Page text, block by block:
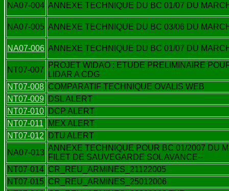
NA07-004 ANNEXE TECHNIQUE DU BC 01/07 DU
NA07-005 ANNEXE TECHNIQUE DU BC 03/06 DU
NA07-006 ANNEXE TECHNIQUE DU BC 01/07 DU
NT07-007
PROJET WIDAO : ETUDE PRELIMINAIRE
LIDAR A CDG
NT07-008 COMPARATIF TECHNIQUE OVALIS WEB
NT07-009 DSL ALERT
NT07-010 DCP ALERT
NT07-011
MEX ALERT
NT07-012
DTU ALERT
NA07-013
ANNEXE TECHNIQUE POUR BC 01/2007 DU
FILET DE SAUVEGARDE SOL AVANCE--
NT07-014 CR_REU_ARMINES_21122005
NT07-015 CR_REU_ARMINES_25012006